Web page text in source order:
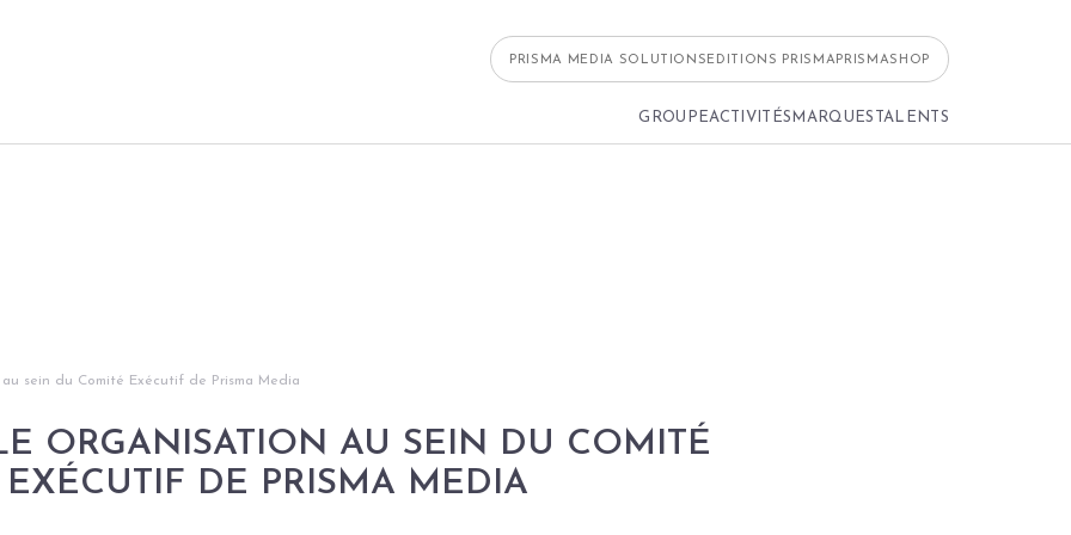
PRISMA MEDIA SOLUTIONS EDITIONS PRISMA PRISMASHOP
GROUPEACTIVITÉS MARQUES TALENTS
sein du Comité Exécutif de Prisma Media
ORGANISATION AU SEIN DU COMITÉ
EXÉCUTIF DE PRISMA MEDIA